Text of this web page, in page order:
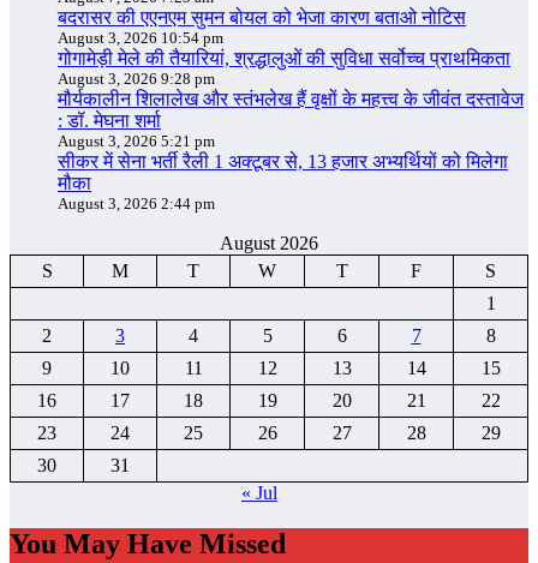
बदरासर की एएनएम सुमन बोयल को भेजा कारण बताओ नोटिस
August 3, 2026 10:54 pm
गोगामेड़ी मेले की तैयारियां, श्रद्धालुओं की सुविधा सर्वोच्च प्राथमिकता
August 3, 2026 9:28 pm
मौर्यकालीन शिलालेख और स्तंभलेख हैं वृक्षों के महत्त्व के जीवंत दस्तावेज
: डॉ. मेघना शर्मा
August 3, 2026 5:21 pm
सीकर में सेना भर्ती रैली 1 अक्टूबर से, 13 हजार अभ्यर्थियों को मिलेगा
मौका
August 3, 2026 2:44 pm
August 2026
S
M T W T F
S
1
2
3 4 5 6 7
8
9
10 11 12 13 14
15
16
17 18 19 20 21
22
23
24 25 26 27 28
29
30
31
« Jul
You May Have Missed